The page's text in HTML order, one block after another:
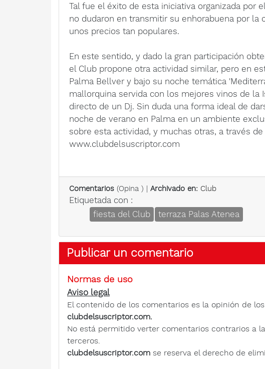
Tal fue el éxito de esta iniciativa organizada por
no dudaron en transmitir su enhorabuena por la
unos precios tan populares.
En este sentido, y dado la gran participación
el Club propone otra actividad similar, pero en
Palma Bellver y bajo su noche temática
mallorquina servida con los mejores vinos de la
directo de un Dj. Sin duda una forma ideal de
noche de verano en Palma en un ambiente
sobre esta actividad, y muchas otras, a través
www.clubdelsuscriptor.com
Comentarios (Opina ) | Archivado en: Club
Etiquetada con :
fiesta del Club
terraza Palas Atenea
Publicar un comentario
Normas de uso
Aviso legal
El contenido de los comentarios es la opinión de
clubdelsuscriptor.com.
No está permitido verter comentarios contrarios a
terceros.
clubdelsuscriptor.com se reserva el derecho de